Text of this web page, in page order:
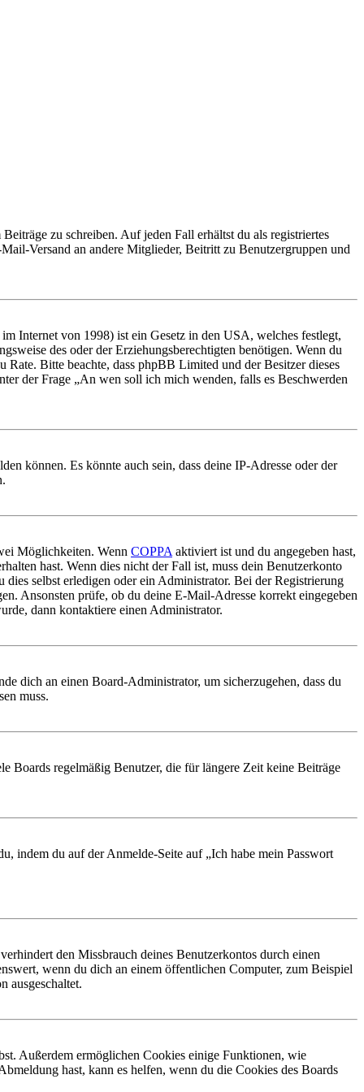
zu schreiben. Auf jeden Fall erhältst du als registriertes
Versand an andere Mitglieder, Beitritt zu Benutzergruppen und
Internet von 1998) ist ein Gesetz in den USA, welches festlegt,
des oder der Erziehungsberechtigten benötigen. Wenn du
Bitte beachte, dass phpBB Limited und der Besitzer dieses
der Frage „An wen soll ich mich wenden, falls es Beschwerden
können. Es könnte auch sein, dass deine IP-Adresse oder der
Möglichkeiten. Wenn COPPA aktiviert ist und du angegeben hast,
hast. Wenn dies nicht der Fall ist, muss dein Benutzerkonto
selbst erledigen oder ein Administrator. Bei der Registrierung
Ansonsten prüfe, ob du deine E-Mail-Adresse korrekt eingegeben
dann kontaktiere einen Administrator.
dich an einen Board-Administrator, um sicherzugehen, dass du
muss.
Boards regelmäßig Benutzer, die für längere Zeit keine Beiträge
indem du auf der Anmelde-Seite auf „Ich habe mein Passwort
den Missbrauch deines Benutzerkontos durch einen
wenn du dich an einem öffentlichen Computer, zum Beispiel
ausgeschaltet.
Außerdem ermöglichen Cookies einige Funktionen, wie
hast, kann es helfen, wenn du die Cookies des Boards